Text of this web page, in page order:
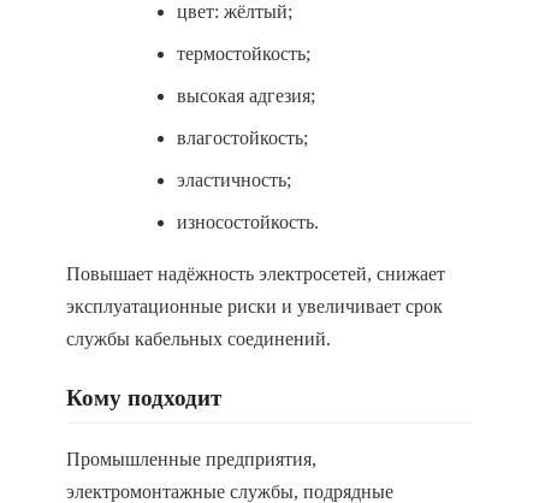
цвет: жёлтый;
термостойкость;
высокая адгезия;
влагостойкость;
эластичность;
износостойкость.
Повышает надёжность электросетей, снижает
эксплуатационные риски и увеличивает срок
службы кабельных соединений.
Кому подходит
Промышленные предприятия,
электромонтажные службы, подрядные